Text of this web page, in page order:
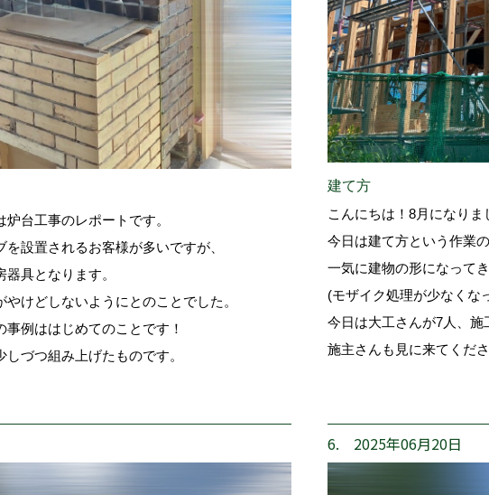
台工事のレポートです。
設置されるお客様が多いですが、
具となります。
けどしないようにとのことでした。
例ははじめてのことです！
づつ組み上げたものです。
建て方
こんにちは！8月になりま
今日は建て方という作業の
一気に建物の形になってき
(モザイク処理が少なくな
今日は大工さんが7人、施
施主さんも見に来てくだ
6. 2025年06月20日